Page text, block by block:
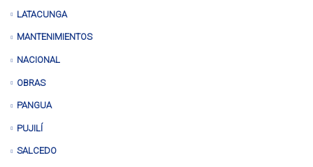
LATACUNGA
MANTENIMIENTOS
NACIONAL
OBRAS
PANGUA
PUJILÍ
SALCEDO